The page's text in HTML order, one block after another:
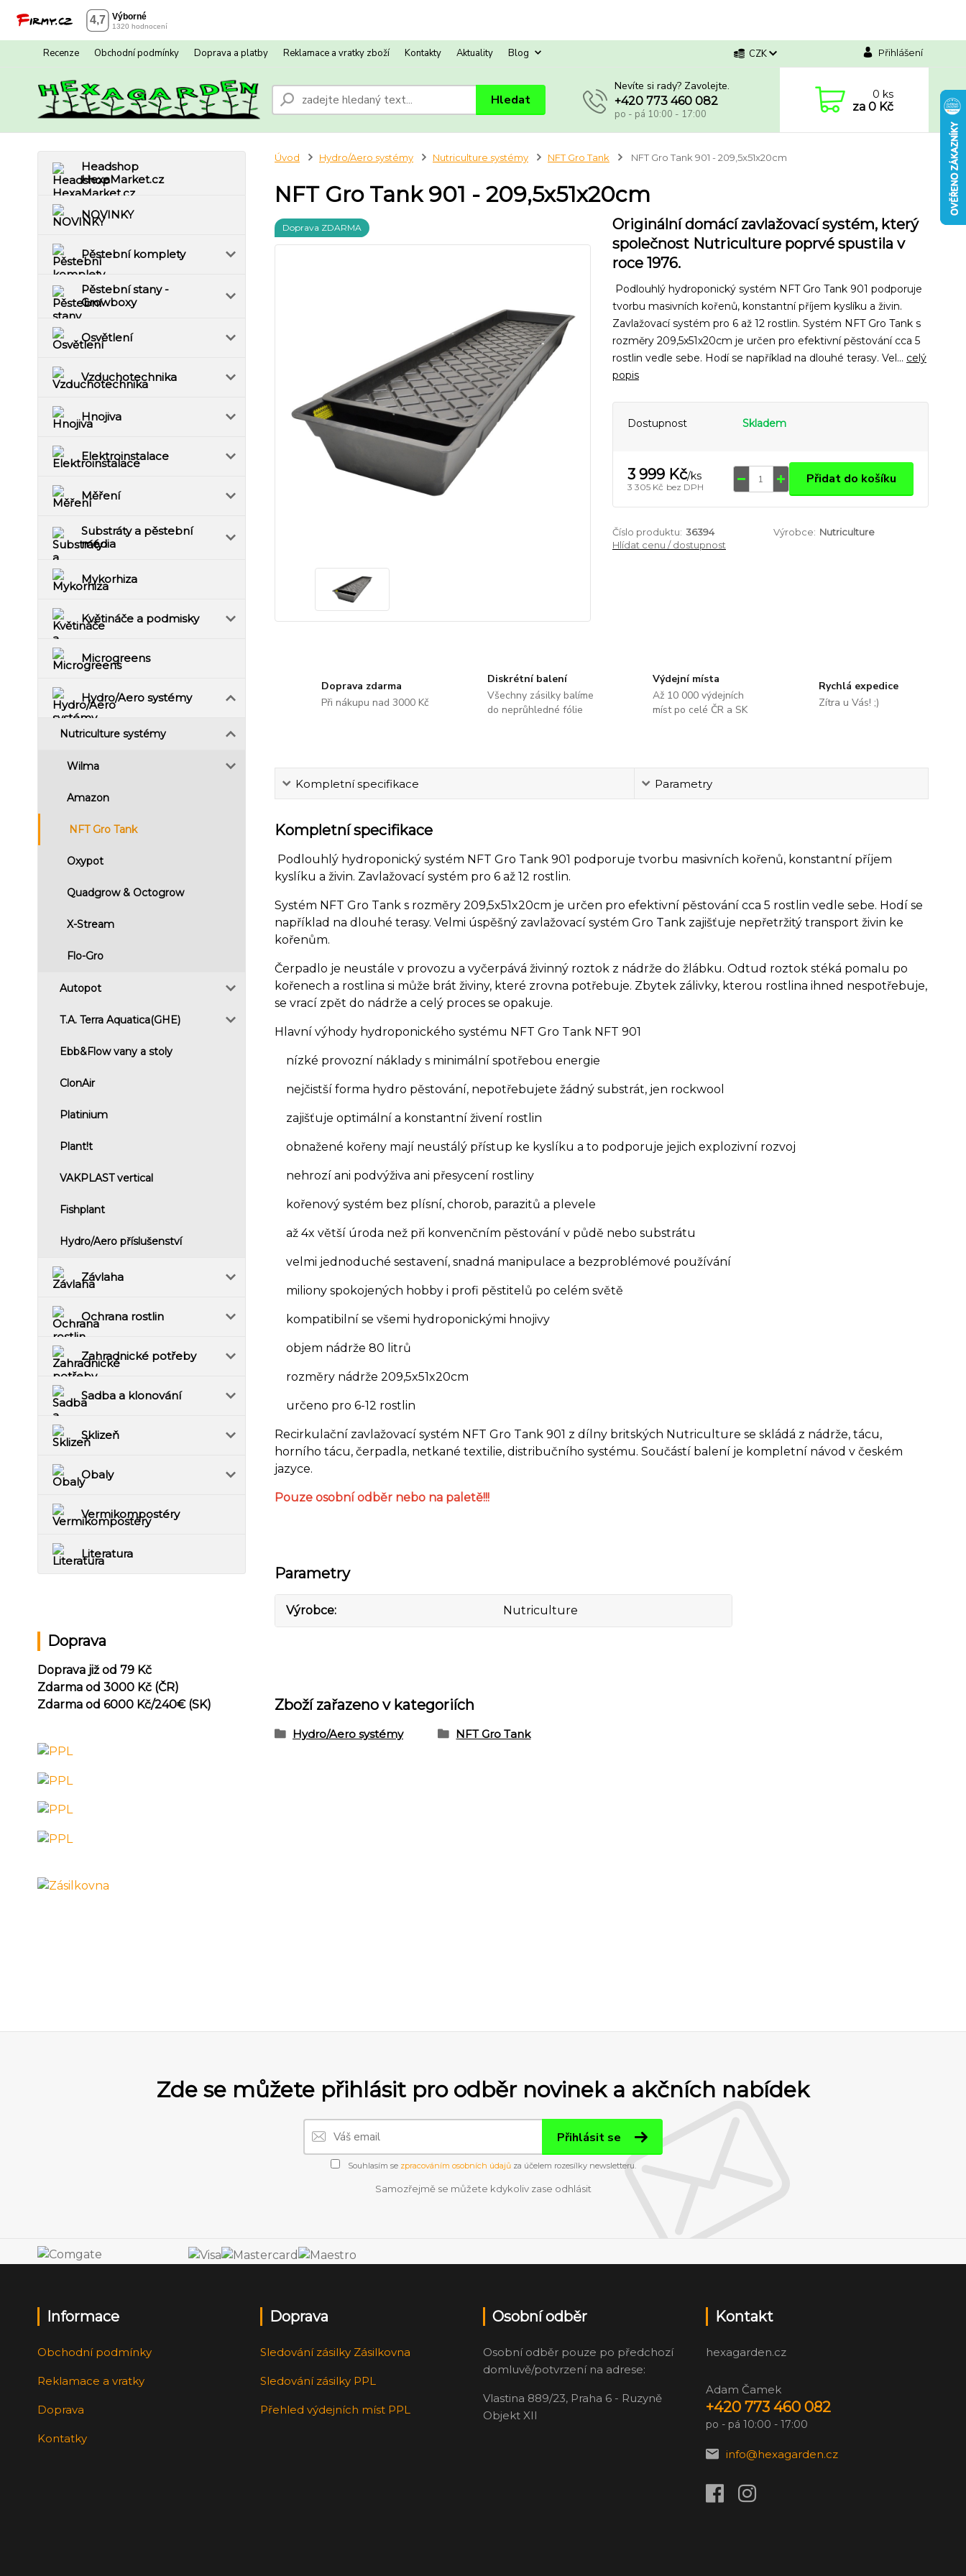
Recenze Obchodní podmínky Doprava a platby Reklamace a vratky zboží Kontakty Aktuality Blog CZK Přihlášení
Hledat
Nevíte si rady? Zavolejte.
+420 773 460 082
po - pá 10:00 - 17:00
0ks
za 0 Kč
Headshop
HexaMarket.cz
NOVINKY
Pěstební komplety
Pěstební stany -
Growboxy
Osvětlení
Vzduchotechnika
Hnojiva
Elektroinstalace
Měření
Substráty a pěstební
média
Mykorhiza
Květináče a podmisky
Microgreens
Hydro/Aero systémy
Nutriculture systémy
Wilma
Amazon
NFT Gro Tank
Oxypot
Quadgrow & Octogrow
X-Stream
Flo-Gro
Autopot
T.A. Terra Aquatica(GHE)
Ebb&Flow vany a stoly
ClonAir
Platinium
Plant!t
VAKPLAST vertical
Fishplant
Hydro/Aero příslušenství
Závlaha
Ochrana rostlin
Zahradnické potřeby
Sadba a klonování
Sklizeň
Obaly
Vermikompostéry
Literatura
Doprava
Doprava již od 79 Kč
Zdarma od 3000 Kč (ČR)
Zdarma od 6000 Kč/240€ (SK)
Úvod Hydro/Aero systémy Nutriculture systémy NFT Gro Tank NFT Gro Tank 901 - 209,5x51x20cm
NFT Gro Tank 901 - 209,5x51x20cm
Doprava ZDARMA
Originální domácí zavlažovací systém, který
společnost Nutriculture poprvé spustila v
roce 1976.
Podlouhlý hydroponický systém NFT Gro Tank 901 podporuje
tvorbu masivních kořenů, konstantní příjem kyslíku a živin.
Zavlažovací systém pro 6 až 12 rostlin. Systém NFT Gro Tank s
rozměry 209,5x51x20cm je určen pro efektivní pěstování cca 5
rostlin vedle sebe. Hodí se například na dlouhé terasy. Vel... celý
popis
Dostupnost Skladem
3 999 Kč/ks
3 305 Kč bez DPH Přidat do košíku
Číslo produktu: 36394 Výrobce: Nutriculture
Hlídat cenu / dostupnost
Doprava zdarma
Při nákupu nad 3000 Kč
Diskrétní balení
Všechny zásilky balíme
do neprůhledné fólie
Výdejní místa
Až 10 000 výdejních
míst po celé ČR a SK
Rychlá expedice
Zítra u Vás! ;)
Kompletní specifikace Parametry
Kompletní specifikace
Podlouhlý hydroponický systém NFT Gro Tank 901 podporuje tvorbu masivních kořenů, konstantní příjem
kyslíku a živin. Zavlažovací systém pro 6 až 12 rostlin.
Systém NFT Gro Tank s rozměry 209,5x51x20cm je určen pro efektivní pěstování cca 5 rostlin vedle sebe. Hodí se
například na dlouhé terasy. Velmi úspěšný zavlažovací systém Gro Tank zajišťuje nepřetržitý transport živin ke
kořenům.
Čerpadlo je neustále v provozu a vyčerpává živinný roztok z nádrže do žlábku. Odtud roztok stéká pomalu po
kořenech a rostlina si může brát živiny, které zrovna potřebuje. Zbytek zálivky, kterou rostlina ihned nespotřebuje,
se vrací zpět do nádrže a celý proces se opakuje.
Hlavní výhody hydroponického systému NFT Gro Tank NFT 901
nízké provozní náklady s minimální spotřebou energie
nejčistší forma hydro pěstování, nepotřebujete žádný substrát, jen rockwool
zajišťuje optimální a konstantní živení rostlin
obnažené kořeny mají neustálý přístup ke kyslíku a to podporuje jejich explozivní rozvoj
nehrozí ani podvýživa ani přesycení rostliny
kořenový systém bez plísní, chorob, parazitů a plevele
až 4x větší úroda než při konvenčním pěstování v půdě nebo substrátu
velmi jednoduché sestavení, snadná manipulace a bezproblémové používání
miliony spokojených hobby i profi pěstitelů po celém světě
kompatibilní se všemi hydroponickými hnojivy
objem nádrže 80 litrů
rozměry nádrže 209,5x51x20cm
určeno pro 6-12 rostlin
Recirkulační zavlažovací systém NFT Gro Tank 901 z dílny britských Nutriculture se skládá z nádrže, tácu,
horního tácu, čerpadla, netkané textilie, distribučního systému. Součástí balení je kompletní návod v českém
jazyce.
Pouze osobní odběr nebo na paletě!!!
Parametry
Výrobce Nutriculture
Zboží zařazeno v kategoriích
Hydro/Aero systémy NFT Gro Tank
Zde se můžete přihlásit pro odběr novinek a akčních nabídek
Přihlásit se
Souhlasím se zpracováním osobních údajůza účelem rozesílky newsletteru.
Samozřejmě se můžete kdykoliv zase odhlásit
Informace
Obchodní podmínky
Reklamace a vratky
Doprava
Kontatky
Doprava
Sledování zásilky Zásilkovna
Sledování zásilky PPL
Přehled výdejních míst PPL
Osobní odběr
Osobní odběr pouze po předchozí
domluvě/potvrzení na adrese:
Vlastina 889/23, Praha 6 - Ruzyně
Objekt XII
Kontakt
hexagarden.cz
Adam Čamek
+420 773 460 082
po - pá 10:00 - 17:00
info@hexagarden.cz